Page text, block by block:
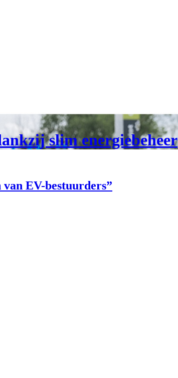
slim energiebeheer
EV-bestuurders”